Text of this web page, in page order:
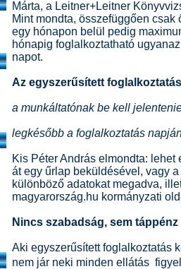
Márta, a Leitner+Leitner
Mint mondta, összefüggően
egy hónapon belül pedig
hónapig foglalkoztatható
napot.
Az egyszerűsített
a munkáltatónak be kell
legkésőbb a foglalkoztatás
Kis Péter András elmondta:
át egy űrlap beküldésével, vagy
különböző adatokat megadva,
magyarország.hu kormányzati
Nincs szabadság, sem táppénz
Aki egyszerűsített foglalkoztatás
nem jár neki minden ellátás 